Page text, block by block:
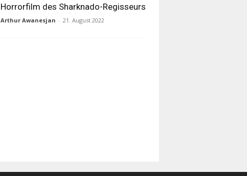
Horrorfilm des Sharknado-Regisseurs
Arthur Awanesjan - 21. August 2022